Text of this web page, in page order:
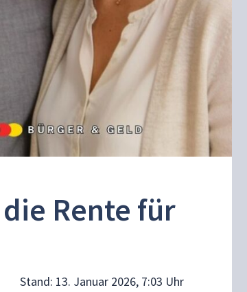
Rente für
Stand: 13. Januar 2026, 7:03 Uhr